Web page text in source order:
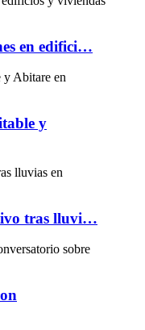
en edifici…
y
tras lluvi…